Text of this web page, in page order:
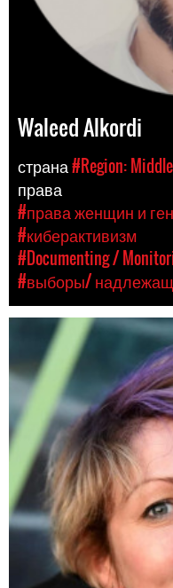
Waleed Alkordi
страна#Region:
права
#права женщин и
#киберактивизм
#Documenting /
#выборы/